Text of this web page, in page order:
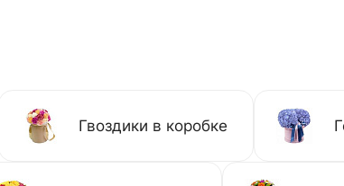
Гвоздики в коробке